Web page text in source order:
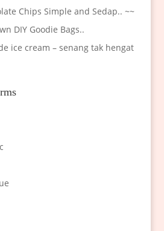
Chips Simple and Sedap.. ~~
DIY Goodie Bags..
ice cream – senang tak hengat